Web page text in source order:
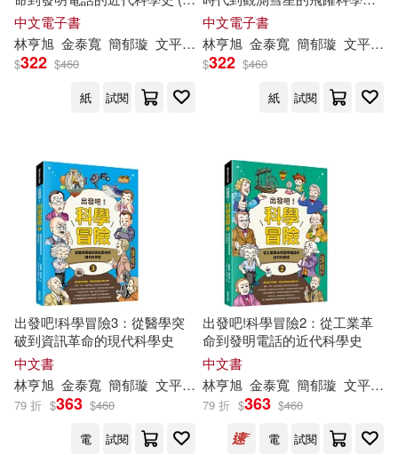
BomBom Story(14)
崔希亮(14) 崔陵（主編）(14)
梁旭(14)
崔虎剛（收集整理）(13)
慶旭(13) 水上悟志(13)
草花里樹(13) （美）亨利(13)
(美)歐·亨利(12) 崔守軍(12)
崔恆華(12) 旭炬(12)
北京科學技術出版社(58)
商務印書館(56)
中國社會科學出版社(50)
采實文化(50)
中國政法大學出版社(49)
北京體育大學出版社(49)
子書)
中文電子書
林亨旭 金泰寬 簡郁璇 文平潤（문평윤） 禹周然（우주연）
$322 $460
紙
試閱
(電子書)
中文電子書
林亨旭 金泰寬 簡郁璇 文平潤（문평윤）
$322 $460
紙
試閱
出發吧!科學冒險3：從醫學突
破到資訊革命的現代科學史
中文書
林亨旭 金泰寬 簡郁璇 文平潤（문평윤） 禹周然（우주연）
79 折 $363 $460
電
試閱
出發吧!科學冒險2：從工業革
命到發明電話的近代科學史
中文書
林亨旭 金泰寬 簡郁璇 文平潤（문평윤）
79 折 $363 $460
電
試閱